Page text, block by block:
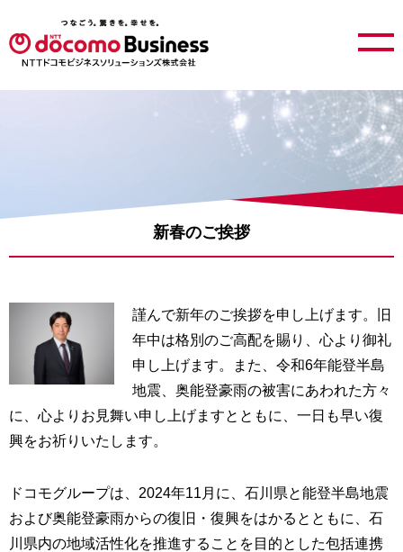
新春のご挨拶
謹んで新年のご挨拶を申し上げます。旧
年中は格別のご高配を賜り、心より御礼
申し上げます。また、令和6年能登半島
地震、奥能登豪雨の被害にあわれた方々
に、心よりお見舞い申し上げますとともに、一日も早い復
興をお祈りいたします。
ドコモグループは、2024年11月に、石川県と能登半島地震
および奥能登豪雨からの復旧・復興をはかるとともに、石
川県内の地域活性化を推進することを目的とした包括連携